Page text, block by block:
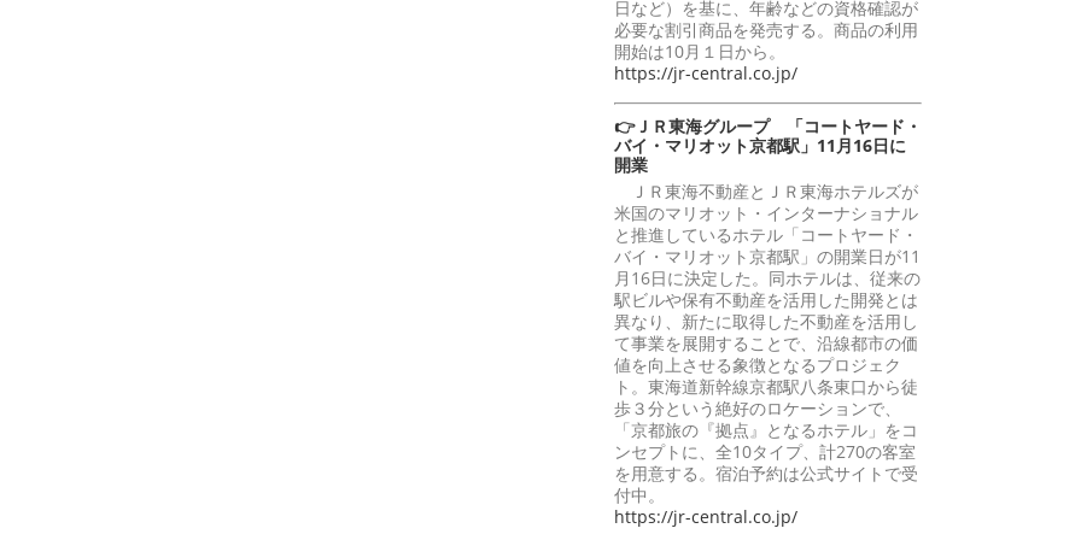
日など）を基に、年齢などの資格確認が
必要な割引商品を発売する。商品の利用
開始は10月１日から。
https://jr-central.co.jp/
👉ＪＲ東海グループ 「コートヤード・
バイ・マリオット京都駅」11月16日に
開業
ＪＲ東海不動産とＪＲ東海ホテルズが
米国のマリオット・インターナショナル
と推進しているホテル「コートヤード・
バイ・マリオット京都駅」の開業日が11
月16日に決定した。同ホテルは、従来の
駅ビルや保有不動産を活用した開発とは
異なり、新たに取得した不動産を活用し
て事業を展開することで、沿線都市の価
値を向上させる象徴となるプロジェク
ト。東海道新幹線京都駅八条東口から徒
歩３分という絶好のロケーションで、
「京都旅の『拠点』となるホテル」をコ
ンセプトに、全10タイプ、計270の客室
を用意する。宿泊予約は公式サイトで受
付中。
https://jr-central.co.jp/